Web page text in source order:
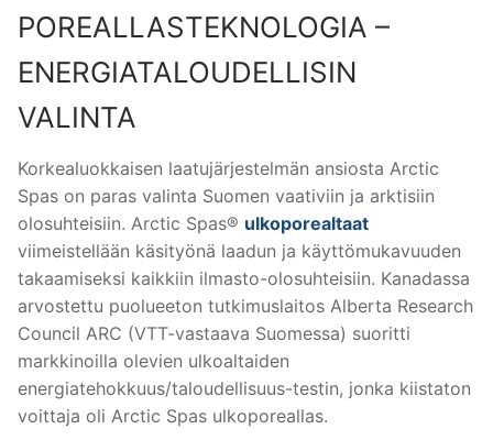
POREALLASTEKNOLOGIA –
ENERGIATALOUDELLISIN
VALINTA
Korkealuokkaisen laatujärjestelmän ansiosta Arctic
Spas on paras valinta Suomen vaativiin ja arktisiin
olosuhteisiin. Arctic Spas® ulkoporealtaat
viimeistellään käsityönä laadun ja käyttömukavuuden
takaamiseksi kaikkiin ilmasto-olosuhteisiin. Kanadassa
arvostettu puolueeton tutkimuslaitos Alberta Research
Council ARC (VTT-vastaava Suomessa) suoritti
markkinoilla olevien ulkoaltaiden
energiatehokkuus/taloudellisuus-testin, jonka kiistaton
voittaja oli Arctic Spas ulkoporeallas.